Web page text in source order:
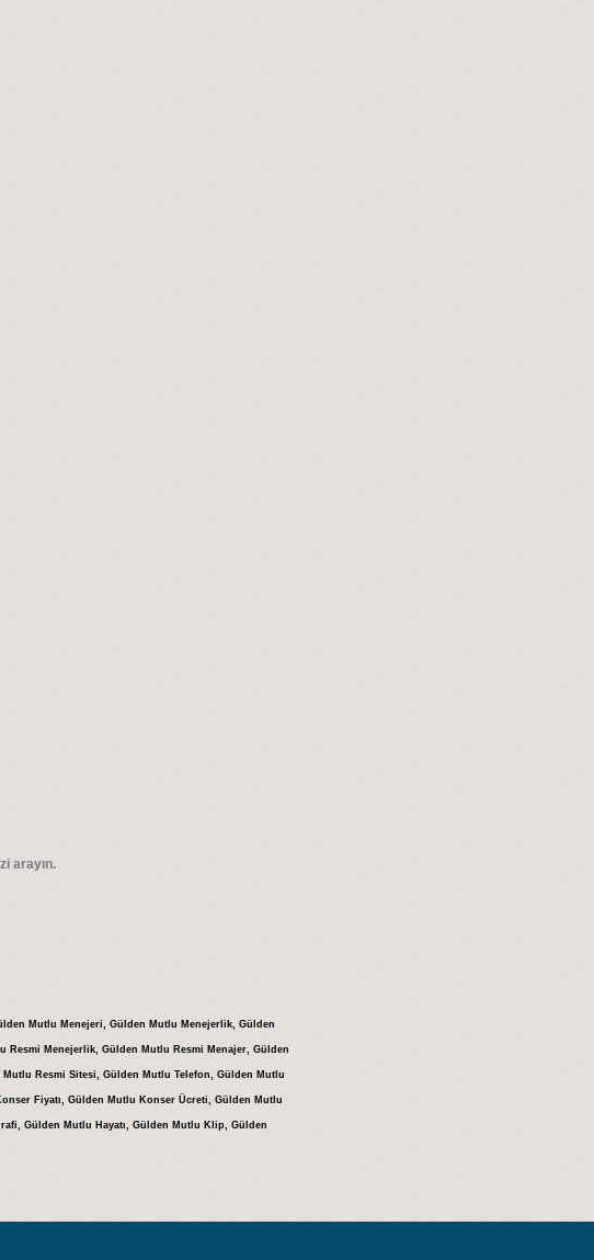
arayın.
Mutlu Menejeri, Gülden Mutlu Menejerlik, Gülden
Menejerlik, Gülden Mutlu Resmi Menajer, Gülden
Resmi Sitesi, Gülden Mutlu Telefon, Gülden Mutlu
Fiyatı, Gülden Mutlu Konser Ücreti, Gülden Mutlu
Gülden Mutlu Hayatı, Gülden Mutlu Klip, Gülden